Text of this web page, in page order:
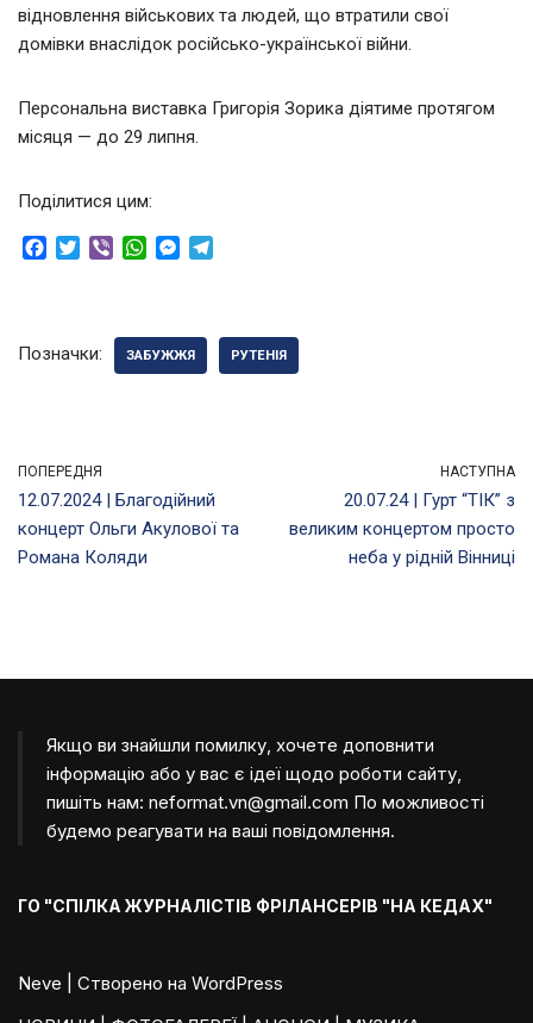
відновлення військових та людей, що втратили свої
домівки внаслідок російсько-української війни.
Персональна виставка Григорія Зорика діятиме протягом
місяця — до 29 липня.
Поділитися цим:
o
e
r
W
s
A
M
e
n
g
Позначки: ЗАБУЖЖЯ РУТЕНІЯ
ПОПЕРЕДНЯ
12.07.2024 | Благодійний
концерт Ольги Акулової та
Романа Коляди
НАСТУПНА
20.07.24 | Гурт “ТІК” з
великим концертом просто
неба у рідній Вінниці
Якщо ви знайшли помилку, хочете доповнити
інформацію або у вас є ідеї щодо роботи сайту,
пишіть нам: neformat.vn@gmail.com По можливості
будемо реагувати на ваші повідомлення.
ГО "СПІЛКА ЖУРНАЛІСТІВ ФРІЛАНСЕРІВ "НА КЕДАХ"
Neve | Створено на WordPress